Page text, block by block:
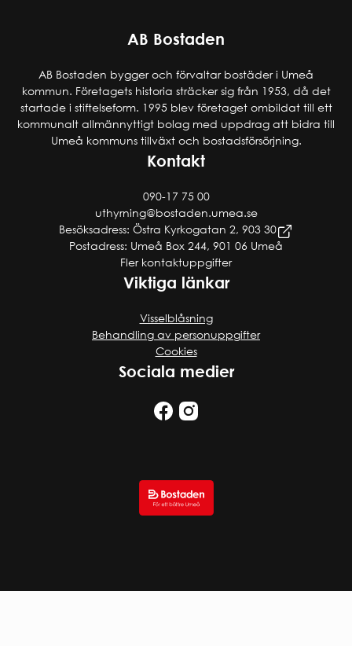
AB Bostaden
AB Bostaden bygger och förvaltar bostäder i Umeå
kommun. Företagets historia sträcker sig från 1953, då det
startade i stiftelseform. 1995 blev företaget ombildat till ett
kommunalt allmännyttigt bolag med uppdrag att bidra till
Umeå kommuns tillväxt och bostadsförsörjning.
Kontakt
090-17 75 00
uthyrning@bostaden.umea.se
Besöksadress: Östra Kyrkogatan 2, 903 30
Postadress: Umeå Box 244, 901 06 Umeå
Fler kontaktuppgifter
Viktiga länkar
Visselblåsning
Behandling av personuppgifter
Cookies
Sociala medier